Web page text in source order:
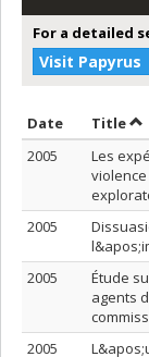
For a detailed
Visit Papyrus
Date Sort by
Title
2005
Les
2005
2005
Étude
agents
2005